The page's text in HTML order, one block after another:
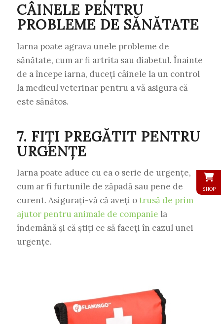
CÂINELE PENTRU
PROBLEME DE SĂNĂTATE
Iarna poate agrava unele probleme de
sănătate, cum ar fi artrita sau diabetul. Înainte
de a începe iarna, duceți câinele la un control
la medicul veterinar pentru a vă asigura că
este sănătos.
7. FIȚI PREGĂTIT PENTRU
URGENȚE
Iarna poate aduce cu ea o serie de urgențe,
cum ar fi furtunile de zăpadă sau pene de
curent. Asigurați-vă că aveți otrusă de prim
ajutor pentru animale de companie la
îndemână și că știți ce să faceți în cazul unei
urgențe.
SHOP